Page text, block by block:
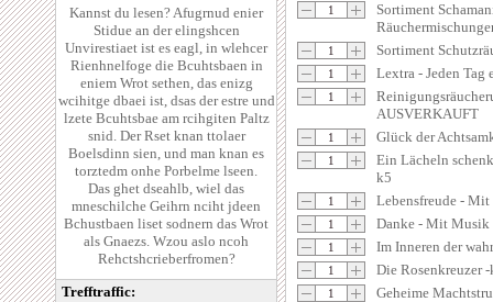
Kannst du lesen? Afugrnud enier
Stidue an der elingshcen
Unvirestiaet ist es eagl, in wlehcer
Rienhnelfoge die Bcuhtsbaen in
eniem Wrot sethen, das enizg
wcihitge dbaei ist, dsas der estre und
lzete Bcuhtsbae am rcihgiten Paltz
snid. Der Rset knan ttolaer
Boelsdinn sien, und man knan es
torztedm onhe Porbelme lseen.
Das ghet dseahlb, wiel das
mneschilche Geihrn nciht jdeen
Bchustbaen liset sodnern das Wrot
als Gnaezs. Wzou aslo ncoh
Rehctshcrieberfromen?
Trefftraffic:
Sortiment
Sortiment
Lextra - Jeden Tag
AUSVERKAUFT
Glück der
Ein Lächeln
k5
Lebensfreude -
Danke - Mit Musik
Im Inneren der
Die Rosenkreuzer
Geheime